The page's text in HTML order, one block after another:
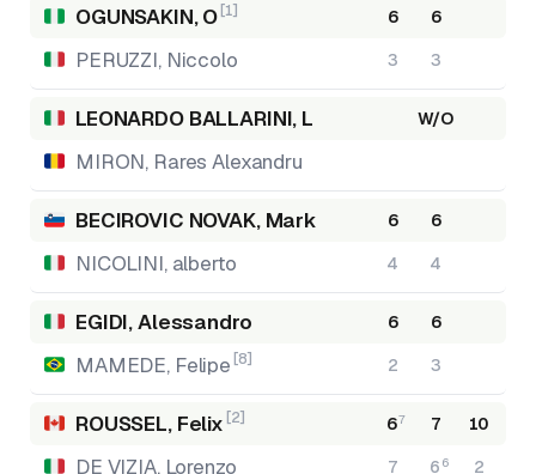
OGUNSAKIN, O [1] 6 6
PERUZZI, Niccolo 3 3
LEONARDO BALLARINI, L W/O
MIRON, Rares Alexandru
BECIROVIC NOVAK, Mark 6 6
NICOLINI, alberto 4 4
EGIDI, Alessandro 6 6
MAMEDE, Felipe [8] 2 3
ROUSSEL, Felix [2] 67 7 10
DE VIZIA, Lorenzo 7 6 6 2